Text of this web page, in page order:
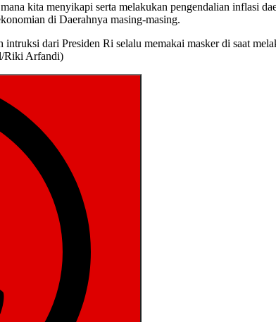
kita menyikapi serta melakukan pengendalian inflasi
di Daerahnya masing-masing.
dari Presiden Ri selalu memakai masker di saat
Riki Arfandi)